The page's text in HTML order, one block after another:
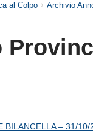
al Colpo Archivio
BILANCELLA – 31/10/